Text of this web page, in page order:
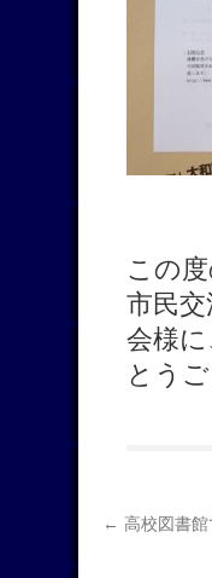
この
市民
会様
とう
← 高校図書